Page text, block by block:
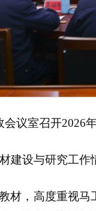
会议室召开2026
建设与研究工作
材，高度重视